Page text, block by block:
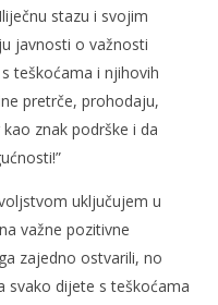
stazu i svojim
javnosti o važnosti
teškoćama i njihovih
pretrče, prohodaju,
znak podrške i da
uključujem u
važne pozitivne
zajedno ostvarili, no
svako dijete s teškoćama